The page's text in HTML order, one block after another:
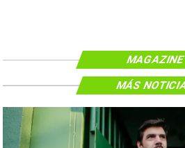
MAGAZINE
MÁS